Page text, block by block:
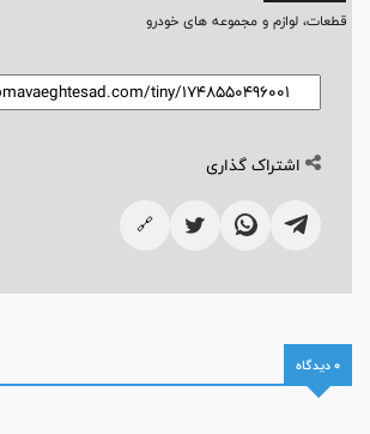
قطعات، لوازم و مجموعه های خودرو
اشتراک گذاری
🔗
0 دیدگاه